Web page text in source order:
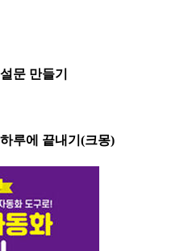
문 만들기
루에 끝내기(크몽)